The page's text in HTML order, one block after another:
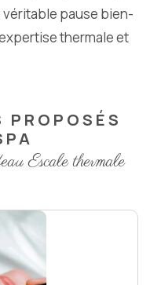
pause bien-
thermale et
Escale thermale